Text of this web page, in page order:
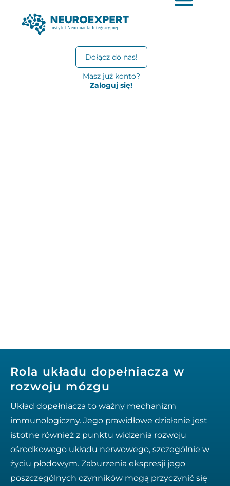
Dołącz do nas!
Masz już konto?
Zaloguj się!
Rola układu dopełniacza w
rozwoju mózgu
Układ dopełniacza to ważny mechanizm
immunologiczny. Jego prawidłowe działanie jest
istotne również z punktu widzenia rozwoju
ośrodkowego układu nerwowego, szczególnie w
życiu płodowym. Zaburzenia ekspresji jego
poszczególnych czynników mogą przyczynić się